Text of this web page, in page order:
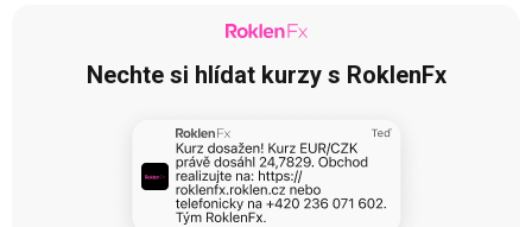
Nechte si hlídat kurzy s RoklenFx